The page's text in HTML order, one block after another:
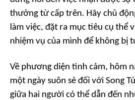
thưởng từ cấp trên. Hãy chủ
làm việc, đặt ra mục tiêu cụ thể
nhiệm vụ của mình để không bị
Về phương diện tình cảm, hôm
một ngày suôn sẻ đối với Song
giữa hai người có thể dẫn đến